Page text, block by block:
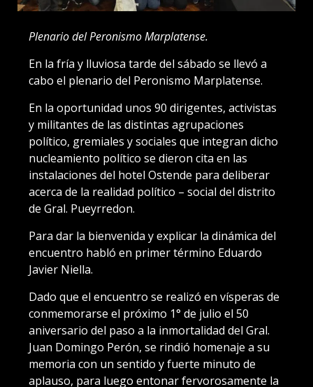
Plenario del Peronismo Marplatense.
En la fría y lluviosa tarde del sábado se llevó a
cabo el plenario del Peronismo Marplatense.
En la oportunidad unos 90 dirigentes, activistas
y militantes de las distintas agrupaciones
político, gremiales y sociales que integran dicho
nucleamiento político se dieron cita en las
instalaciones del hotel Ostende para deliberar
acerca de la realidad político – social del distrito
de Gral. Pueyrredon.
Para dar la bienvenida y explicar la dinámica del
encuentro habló en primer término Eduardo
Javier Niella.
Dado que el encuentro se realizó en vísperas de
conmemorarse el próximo 1° de julio el 50
aniversario del paso a la inmortalidad del Gral.
Juan Domingo Perón, se rindió homenaje a su
memoria con un sentido y fuerte minuto de
aplauso, para luego entonar fervorosamente la